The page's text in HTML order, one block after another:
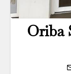
Oriba